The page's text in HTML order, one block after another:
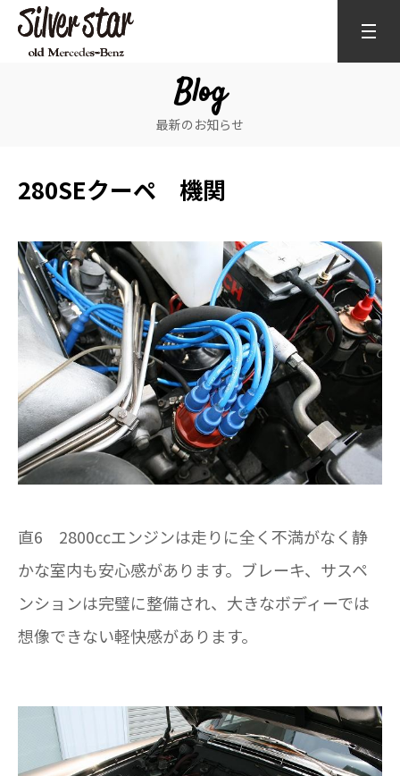
Blog
最新のお知らせ
280SEクーペ 機関
直6 2800ccエンジンは走りに全く不満がなく静
かな室内も安心感があります。ブレーキ、サスペ
ンションは完璧に整備され、大きなボディーでは
想像できない軽快感があります。